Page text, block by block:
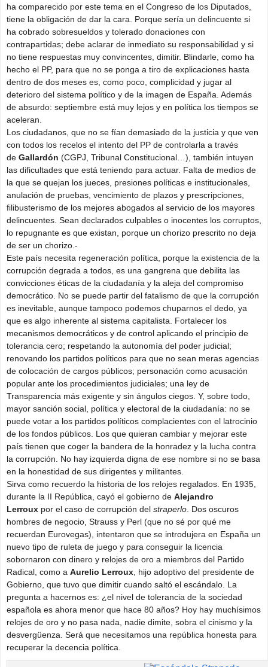
ha comparecido por este tema en el Congreso de los Diputados,
tiene la obligación de dar la cara. Porque sería un delincuente si
ha cobrado sobresueldos y tolerado donaciones con
contrapartidas; debe aclarar de inmediato su responsabilidad y si
no tiene respuestas muy convincentes, dimitir. Blindarle, como ha
hecho el PP, para que no se ponga a tiro de explicaciones hasta
dentro de dos meses es, como poco, complicidad y jugar al
deterioro del sistema político y de la imagen de España. Además
de absurdo: septiembre está muy lejos y en política los tiempos se
aceleran.
Los ciudadanos, que no se fían demasiado de la justicia y que ven
con todos los recelos el intento del PP de controlarla a través
de Gallardón (CGPJ, Tribunal Constitucional…), también intuyen
las dificultades que está teniendo para actuar. Falta de medios de
la que se quejan los jueces, presiones políticas e institucionales,
anulación de pruebas, vencimiento de plazos y prescripciones,
filibusterismo de los mejores abogados al servicio de los mayores
delincuentes. Sean declarados culpables o inocentes los corruptos,
lo repugnante es que existan, porque un chorizo prescrito no deja
de ser un chorizo.
Este país necesita regeneración política, porque la existencia de la
corrupción degrada a todos, es una gangrena que debilita las
convicciones éticas de la ciudadanía y la aleja del compromiso
democrático. No se puede partir del fatalismo de que la corrupción
es inevitable, aunque tampoco podemos chuparnos el dedo, ya
que es algo inherente al sistema capitalista. Fortalecer los
mecanismos democráticos y de control aplicando el principio de
tolerancia cero; respetando la autonomía del poder judicial;
renovando los partidos políticos para que no sean meras agencias
de colocación de cargos públicos; personación como acusación
popular ante los procedimientos judiciales; una ley de
Transparencia más exigente y sin ángulos ciegos. Y, sobre todo,
mayor sanción social, política y electoral de la ciudadanía: no se
puede votar a los partidos políticos complacientes con el latrocinio
de los fondos públicos. Los que quieran cambiar y mejorar este
país tienen que coger la bandera de la honradez y la lucha contra
la corrupción. No hay izquierda digna de ese nombre si no se basa
en la honestidad de sus dirigentes y militantes.
Sirva como recuerdo la historia de los relojes regalados. En 1935,
durante la II República, cayó el gobierno de Alejandro
Lerroux por el caso de corrupción del straperlo. Dos oscuros
hombres de negocio, Strauss y Perl (que no sé por qué me
recuerdan Eurovegas), intentaron que se introdujera en España un
nuevo tipo de ruleta de juego y para conseguir la licencia
sobornaron con dinero y relojes de oro a miembros del Partido
Radical, como a Aurelio Lerroux, hijo adoptivo del presidente de
Gobierno, que tuvo que dimitir cuando saltó el escándalo. La
pregunta a hacernos es: ¿el nivel de tolerancia de la sociedad
española es ahora menor que hace 80 años? Hoy hay muchísimos
relojes de oro y no pasa nada, nadie dimite, sobra el cinismo y la
desvergüenza. Será que necesitamos una república honesta para
recuperar la decencia política.